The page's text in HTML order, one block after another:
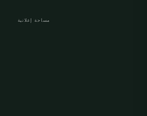
مساحة إعلانية